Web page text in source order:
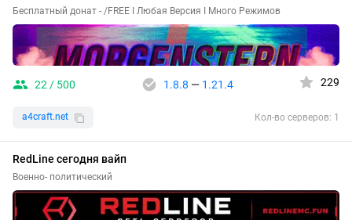
Бесплатный донат - /FREE I Любая Версия I Много Режимов
22 / 500 1.8.8 — 1.21.4 229
a4craft.net Кол-во серверов: 1
RedLine сегодня вайп
Военно- политический